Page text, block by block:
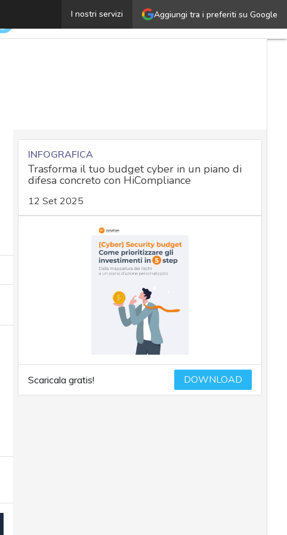
Aggiungi tra i preferiti su Google
I nostri servizi
Analisi d’impatto aziendale: ecco come eseguirla per
INFOGRAFICA
Trasforma il tuo budget cyber in un piano di
difesa concreto con HiCompliance
12 Set 2025
Scaricala gratis! DOWNLOAD